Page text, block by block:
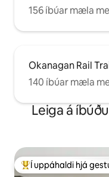
156 íbúar mæla
Okanagan Rail
140 íbúar mæla
Leiga á
Í mestu uppáhaldi hjá
Í uppáhaldi hjá